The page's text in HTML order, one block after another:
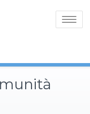
Toggle